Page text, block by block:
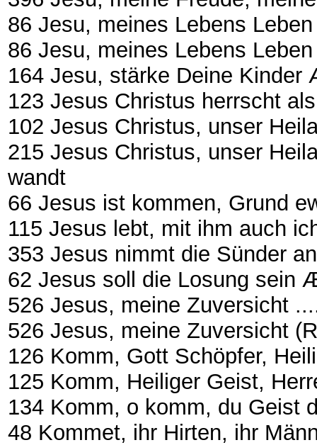
86 Jesu, meines Lebens
86 Jesu, meines Lebens
164 Jesu, stärke Deine
123 Jesus Christus herrscht
102 Jesus Christus, unser
215 Jesus Christus, unser
wandt
66 Jesus ist kommen, Grund
115 Jesus lebt, mit ihm auch
353 Jesus nimmt die Sünder
62 Jesus soll die Losung sein
526 Jesus, meine Zuversicht
526 Jesus, meine Zuversicht
126 Komm, Gott Schöpfer,
125 Komm, Heiliger Geist,
134 Komm, o komm, du Geist
48 Kommet, ihr Hirten, ihr